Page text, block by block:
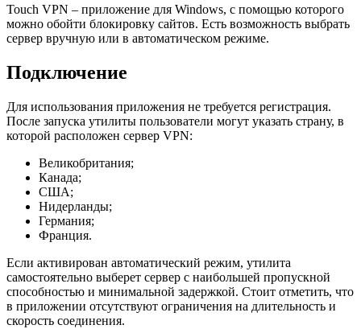
Touch VPN – приложение для Windows, с помощью которого
можно обойти блокировку сайтов. Есть возможность выбрать
сервер вручную или в автоматическом режиме.
Подключение
Для использования приложения не требуется регистрация.
После запуска утилиты пользователи могут указать страну, в
которой расположен сервер VPN:
Великобритания;
Канада;
США;
Нидерланды;
Германия;
Франция.
Если активирован автоматический режим, утилита
самостоятельно выберет сервер с наибольшей пропускной
способностью и минимальной задержкой. Стоит отметить, что
в приложении отсутствуют ограничения на длительность и
скорость соединения.